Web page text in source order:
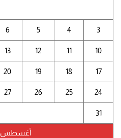
أغسطس 2026
3
4
5
6
10
11
12
13
17
18
19
20
24
25
26
27
31